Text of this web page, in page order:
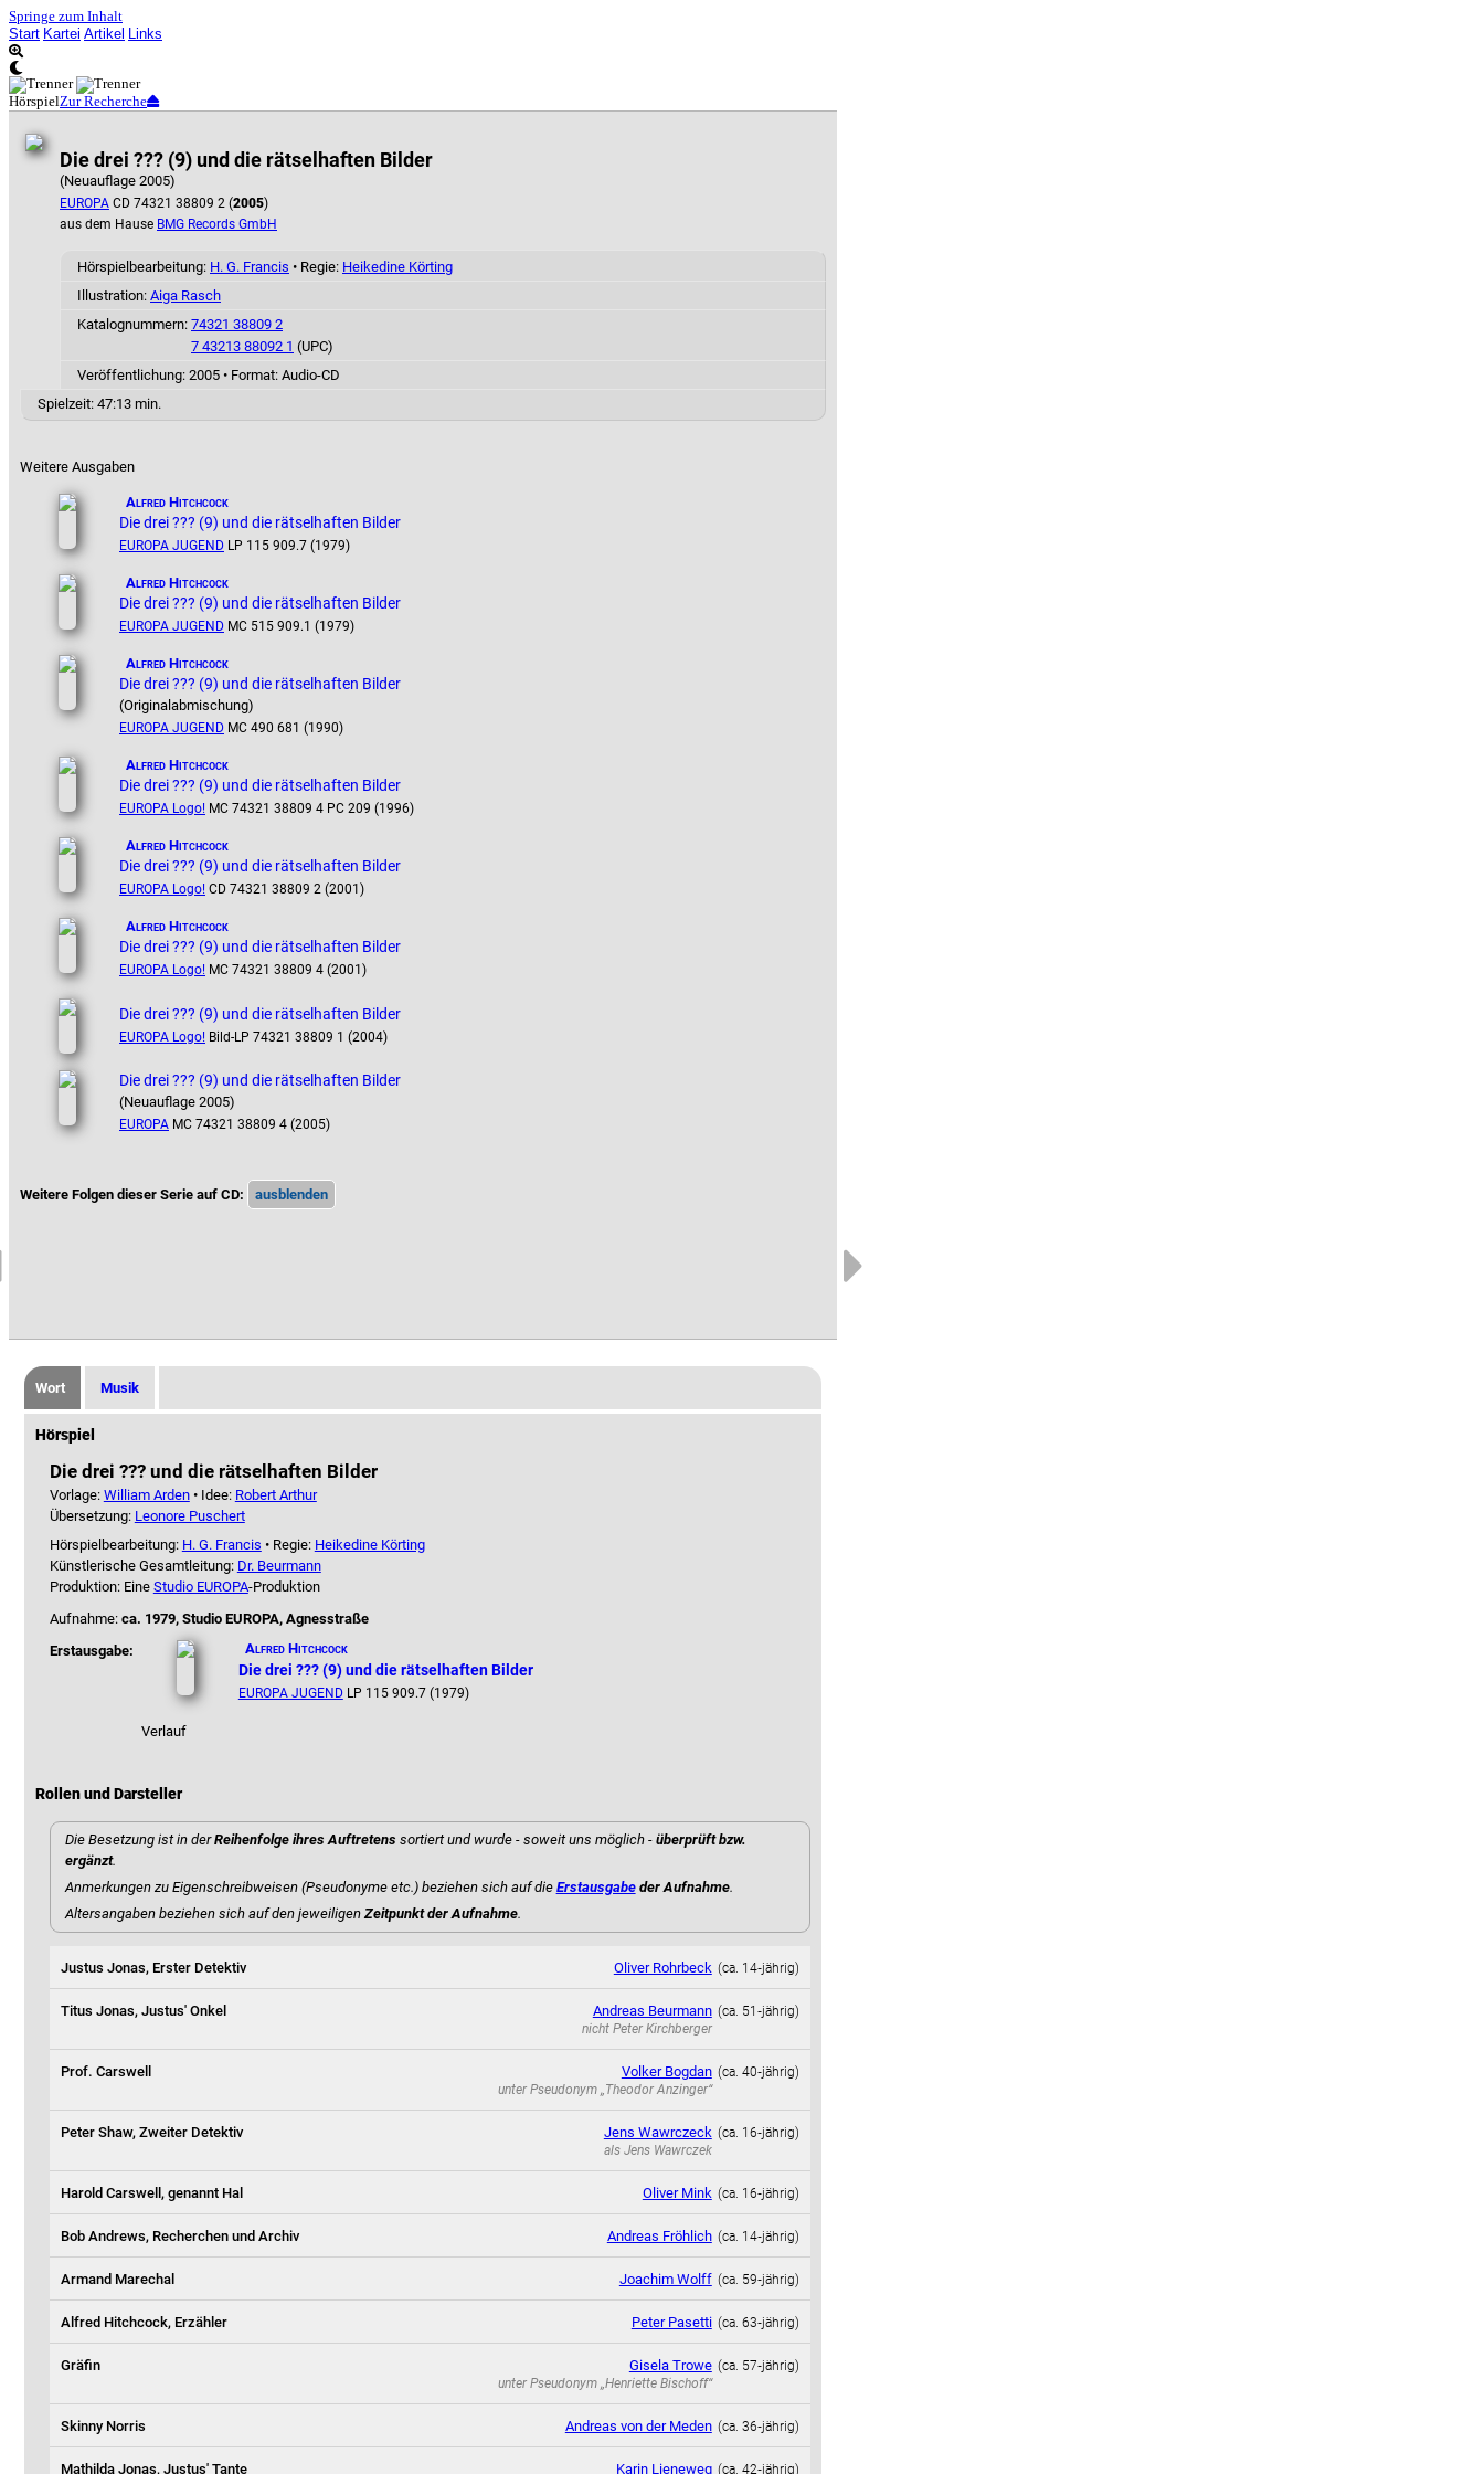
Springe zum Inhalt
Start Kartei Artikel Links
HörspielZur Recherche
Die drei ??? (9) und die rätselhaften Bilder
(Neuauflage 2005)
EUROPA CD 74321 38809 2 (2005)
aus dem Hause BMG Records GmbH
Hörspielbearbeitung: H. G. Francis • Regie: Heikedine Körting
Illustration: Aiga Rasch
Katalognummern: 74321 38809 2
7 43213 88092 1 (UPC)
Veröffentlichung: 2005 • Format: Audio-CD
Spielzeit: 47:13 min.
Weitere Ausgaben
Alfred Hitchcock
Die drei ??? (9) und die rätselhaften Bilder
EUROPA JUGEND LP 115 909.7 (1979)
Alfred Hitchcock
Die drei ??? (9) und die rätselhaften Bilder
EUROPA JUGEND MC 515 909.1 (1979)
Alfred Hitchcock
Die drei ??? (9) und die rätselhaften Bilder
(Originalabmischung)
EUROPA JUGEND MC 490 681 (1990)
Alfred Hitchcock
Die drei ??? (9) und die rätselhaften Bilder
EUROPA Logo! MC 74321 38809 4 PC 209 (1996)
Alfred Hitchcock
Die drei ??? (9) und die rätselhaften Bilder
EUROPA Logo! CD 74321 38809 2 (2001)
Alfred Hitchcock
Die drei ??? (9) und die rätselhaften Bilder
EUROPA Logo! MC 74321 38809 4 (2001)
Die drei ??? (9) und die rätselhaften Bilder
EUROPA Logo! Bild-LP 74321 38809 1 (2004)
Die drei ??? (9) und die rätselhaften Bilder
(Neuauflage 2005)
EUROPA MC 74321 38809 4 (2005)
Weitere Folgen dieser Serie auf CD:
Wort Musik
Hörspiel
Die drei ??? und die rätselhaften Bilder
Vorlage: William Arden• Idee: Robert Arthur
Übersetzung: Leonore Puschert
Hörspielbearbeitung: H. G. Francis • Regie: Heikedine Körting
Künstlerische Gesamtleitung: Dr. Beurmann
Produktion: Eine Studio EUROPA-Produktion
Aufnahme: ca. 1979, Studio EUROPA, Agnesstraße
Erstausgabe:
Alfred Hitchcock
Die drei ??? (9) und die rätselhaften Bilder
EUROPA JUGENDLP 115 909.7 (1979)
Verlauf
Rollen und Darsteller
Die Besetzung ist in derReihenfolge ihres Auftretens sortiert und wurde - soweit uns möglich - überprüft bzw.
ergänzt.
Anmerkungen zu Eigenschreibweisen (Pseudonyme etc.) beziehen sich auf die Erstausgabeder Aufnahme.
Altersangaben beziehen sich auf den jeweiligenZeitpunkt der Aufnahme.
Justus Jonas, Erster Detektiv Oliver Rohrbeck (ca. 14‑jährig)
Titus Jonas, Justus' Onkel Andreas Beurmann
nicht Peter Kirchberger
(ca. 51‑jährig)
Prof. Carswell Volker Bogdan
unter Pseudonym „Theodor Anzinger“
(ca. 40‑jährig)
Peter Shaw, Zweiter Detektiv Jens Wawrczeck
als Jens Wawrczek
(ca. 16‑jährig)
Harold Carswell, genannt Hal Oliver Mink (ca. 16‑jährig)
Bob Andrews, Recherchen und Archiv Andreas Fröhlich (ca. 14‑jährig)
Armand Marechal Joachim Wolff (ca. 59‑jährig)
Alfred Hitchcock, Erzähler Peter Pasetti (ca. 63‑jährig)
Gräfin Gisela Trowe
unter Pseudonym „Henriette Bischoff“
(ca. 57‑jährig)
Skinny Norris Andreas von der Meden (ca. 36‑jährig)
Mathilda Jonas, Justus' Tante Karin Lieneweg (ca. 42‑jährig)